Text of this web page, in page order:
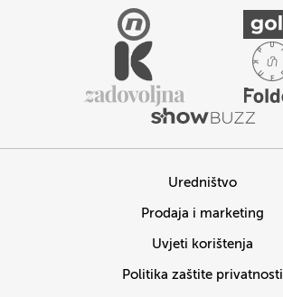
Uredništvo
Prodaja i marketing
Uvjeti korištenja
Politika zaštite privatnosti